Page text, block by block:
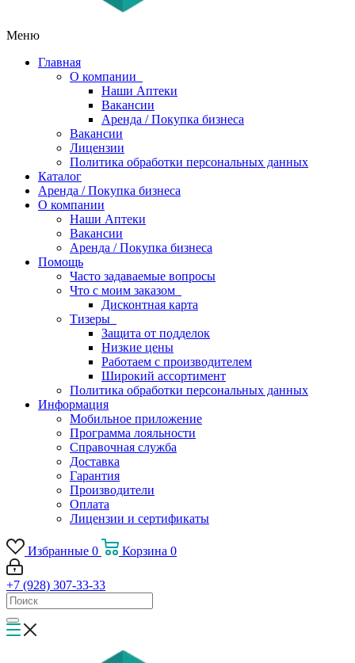
Меню
Главная
О компании
Наши Аптеки
Вакансии
Аренда / Покупка бизнеса
Вакансии
Лицензии
Политика обработки персональных данных
Каталог
Аренда / Покупка бизнеса
О компании
Наши Аптеки
Вакансии
Аренда / Покупка бизнеса
Помощь
Часто задаваемые вопросы
Что с моим заказом
Дисконтная карта
Тизеры
Защита от подделок
Низкие цены
Работаем с производителем
Широкий ассортимент
Политика обработки персональных данных
Информация
Мобильное приложение
Программа лояльности
Справочная служба
Доставка
Гарантия
Производители
Оплата
Лицензии и сертификаты
Избранные 0 Корзина 0
+7 (928) 307-33-33